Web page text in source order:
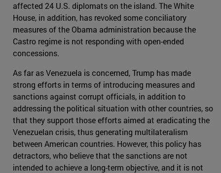
affected 24 U.S. diplomats on the island. The White
House, in addition, has revoked some conciliatory
measures of the Obama administration because the
Castro regime is not responding with open-ended
concessions.
As far as Venezuela is concerned, Trump has made
strong efforts in terms of introducing measures and
sanctions against corrupt officials, in addition to
addressing the political situation with other countries, so
that they support those efforts aimed at eradicating the
Venezuelan crisis, thus generating multilateralism
between American countries. However, this policy has
detractors, who believe that the sanctions are not
intended to achieve a long-term objective, and it is not